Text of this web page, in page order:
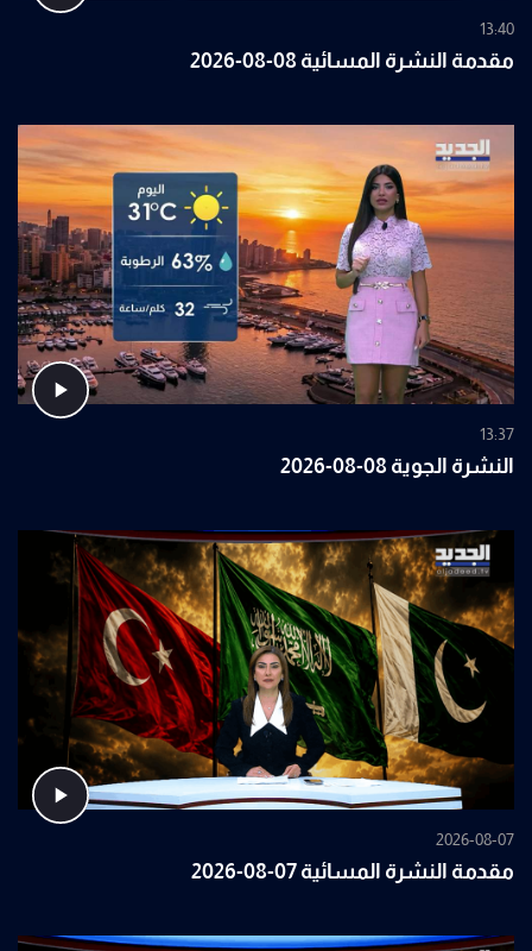
13:40
مقدمة النشرة المسائية 08-08-2026
13:37
النشرة الجوية 08-08-2026
2026-08-07
مقدمة النشرة المسائية 07-08-2026